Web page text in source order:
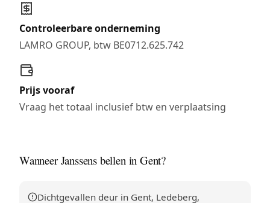
Controleerbare onderneming
LAMRO GROUP, btw BE0712.625.742
Prijs vooraf
Vraag het totaal inclusief btw en verplaatsing
Wanneer Janssens bellen in Gent?
Dichtgevallen deur in Gent, Ledeberg,